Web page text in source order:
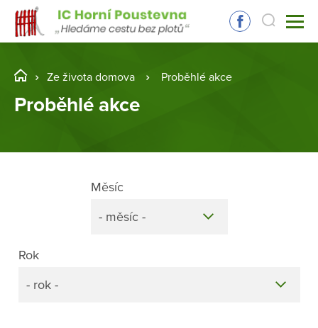
Ze života domova Proběhlé akce
Proběhlé akce
Rok
- rok -
Měsíc
- měsíc -